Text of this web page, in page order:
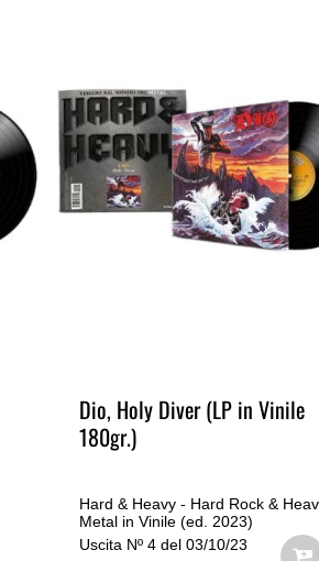
Dio, Holy Diver (LP in Vinile
180gr.)
Hard & Heavy - Hard Rock &
Metal in Vinile (ed. 2023)
Uscita Nº 4 del 03/10/23